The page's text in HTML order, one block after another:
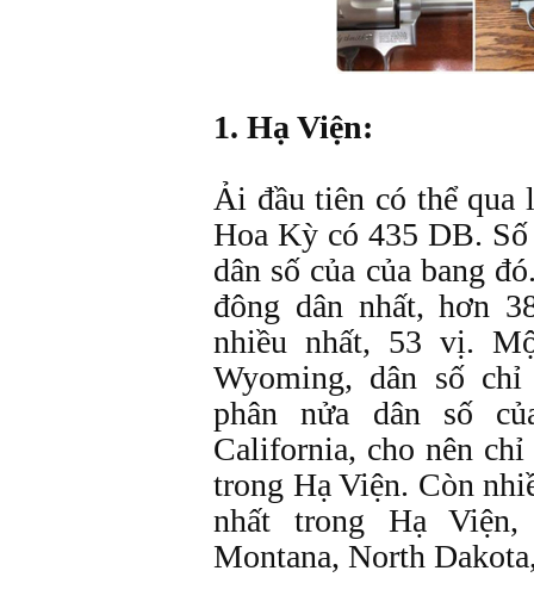
1. Hạ Viện:
Ải đầu tiên có thể qua
Hoa Kỳ có 435 DB.
dân số của của bang
đông dân nhất, hơn
nhiều nhất, 53 vị.
Wyoming, dân số
phân nửa dân số
California, cho nên
trong Hạ Viện. Còn
nhất trong Hạ Viện,
Montana, North